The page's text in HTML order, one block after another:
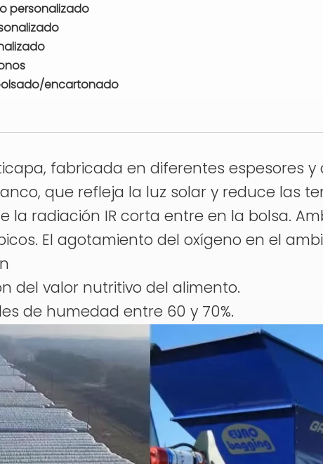
personalizado
encartonado
fabricada en diferentes espesores y
que refleja la luz solar y reduce las
la radiación IR corta entre en la bolsa.
El agotamiento del oxígeno en el
del valor nutritivo del alimento.
de humedad entre 60 y 70%.